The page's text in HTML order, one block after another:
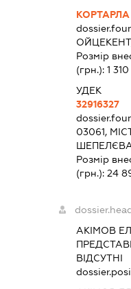
Розмір
(грн.): 1 310
УДЕК
32916327
03061,
Розмір
(грн.): 24
АКІМОВ
ВІДСУТНІ